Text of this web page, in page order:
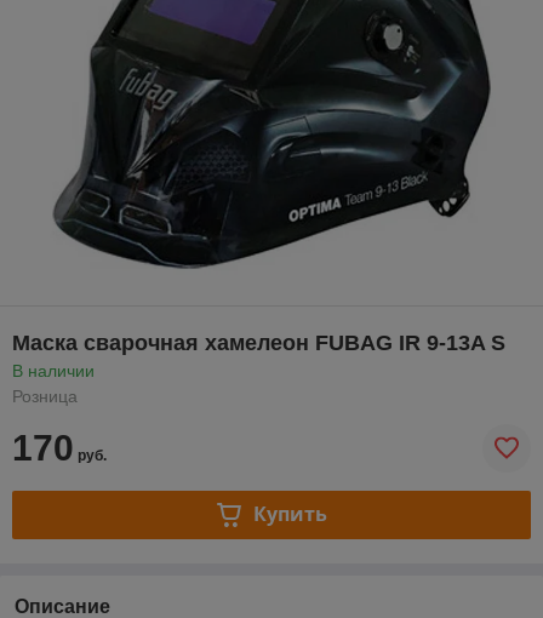
Маска сварочная хамелеон FUBAG IR 9-13A S
В наличии
Розница
170 руб.
Купить
Описание